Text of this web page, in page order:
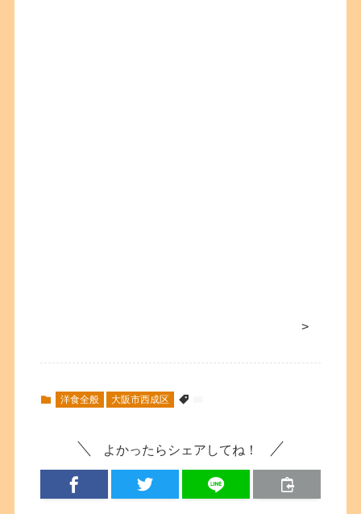
>
洋食全般 大阪市西成区
よかったらシェアしてね！